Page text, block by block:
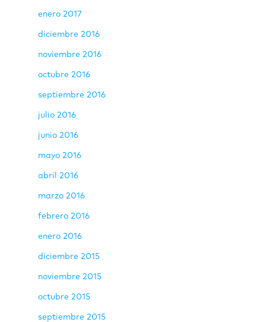
enero 2017
diciembre 2016
noviembre 2016
octubre 2016
septiembre 2016
julio 2016
junio 2016
mayo 2016
abril 2016
marzo 2016
febrero 2016
enero 2016
diciembre 2015
noviembre 2015
octubre 2015
septiembre 2015